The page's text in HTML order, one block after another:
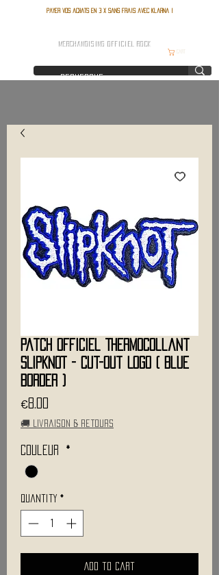
Payer vos achats en 3 x sans frais avec Klarna !
MERCHANDISING OFFICIEL ROCK
Patch Officiel Thermocollant
SLIPKNOT - Cut-Out Logo ( Blue
Border )
€8.00
🚚 Livraison & retours
Couleur *
Quantity *
Add to Cart